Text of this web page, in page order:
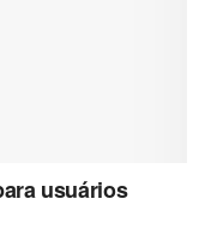
usuários